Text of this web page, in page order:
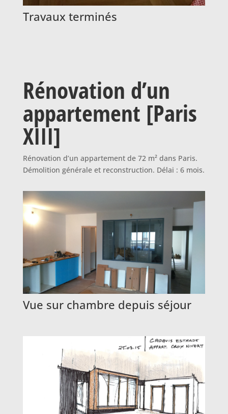
Travaux terminés
Rénovation d’un
appartement [Paris
XIII]
Rénovation d’un appartement de 72 m² dans Paris.
Démolition générale et reconstruction. Délai : 6 mois.
Vue sur chambre depuis séjour